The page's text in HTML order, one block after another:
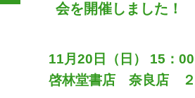
会を開催しました！
11月20日（日） 15：00
啓林堂書店 奈良店 ２